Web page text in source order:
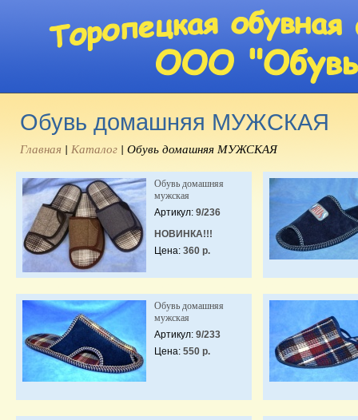
Обувь домашняя МУЖСКАЯ
Главная | Каталог | Обувь домашняя МУЖСКАЯ
Обувь домашняя
мужская
Артикул: 9/236
НОВИНКА!!!
Цена: 360 р.
Обувь домашняя
мужская
Артикул: 9/233
Цена: 550 р.